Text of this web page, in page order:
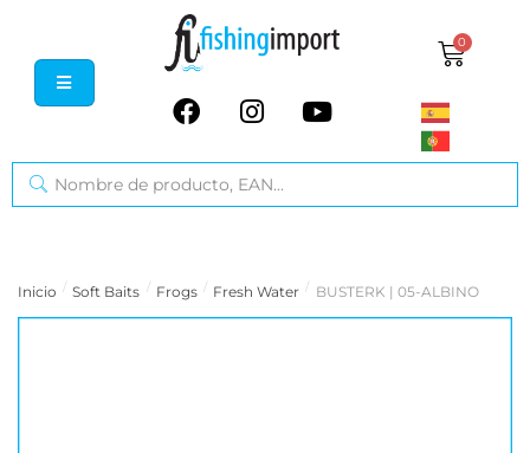
0
Inicio / Soft Baits / Frogs / Fresh Water / BUSTERK | 05-ALBINO